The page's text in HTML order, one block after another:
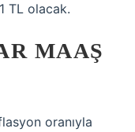
TL olacak.
MAAŞ
oranıyla